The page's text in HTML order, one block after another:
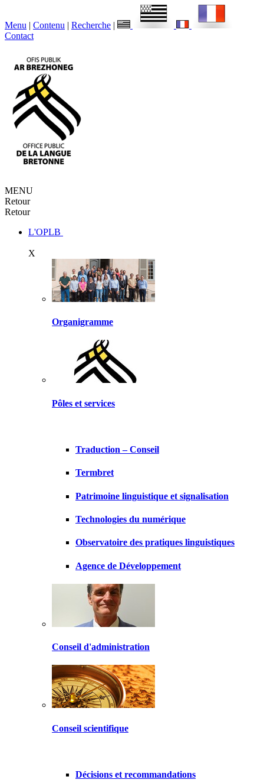
Menu | Contenu | Recherche |
Contact
MENU
Retour
Retour
L'OPLB
X
Organigramme
Pôles et services
Traduction – Conseil
Termbret
Patrimoine linguistique et signalisation
Technologies du numérique
Observatoire des pratiques linguistiques
Agence de Développement
Conseil d'administration
Conseil scientifique
Décisions et recommandations